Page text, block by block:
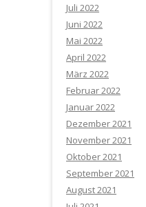
Juli 2022
Juni 2022
Mai 2022
April 2022
März 2022
Februar 2022
Januar 2022
Dezember 2021
November 2021
Oktober 2021
September 2021
August 2021